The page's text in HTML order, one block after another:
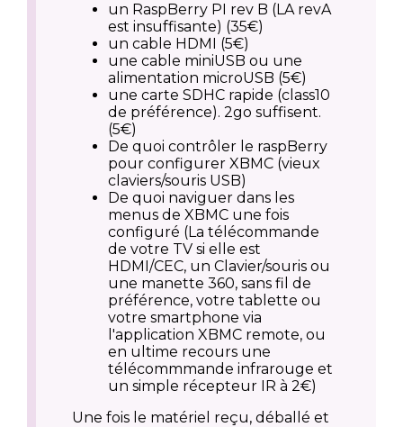
un RaspBerry PI rev B (LA revA
est insuffisante) (35€)
un cable HDMI (5€)
une cable miniUSB ou une
alimentation microUSB (5€)
une carte SDHC rapide (class10
de préférence). 2go suffisent.
(5€)
De quoi contrôler le raspBerry
pour configurer XBMC (vieux
claviers/souris USB)
De quoi naviguer dans les
menus de XBMC une fois
configuré (La télécommande
de votre TV si elle est
HDMI/CEC, un Clavier/souris ou
une manette 360, sans fil de
préférence, votre tablette ou
votre smartphone via
l'application XBMC remote, ou
en ultime recours une
télécommmande infrarouge et
un simple récepteur IR à 2€)
Une fois le matériel reçu, déballé et